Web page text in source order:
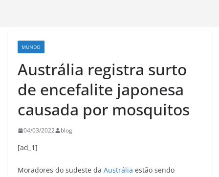
MUNDO
Austrália registra surto
de encefalite japonesa
causada por mosquitos
04/03/2022 blog
[ad_1]
Moradores do sudeste da Austrália estão sendo